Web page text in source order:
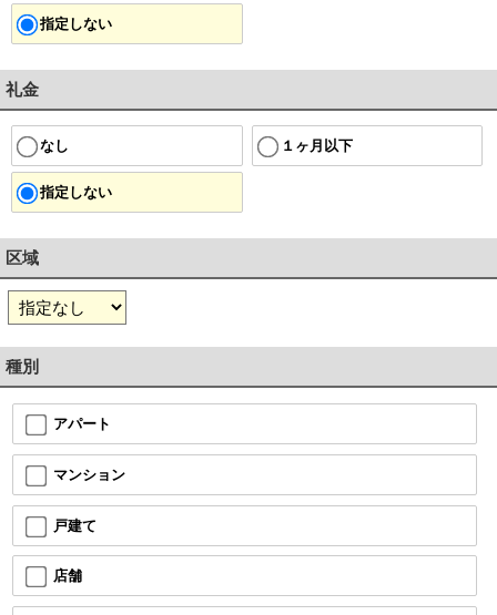
指定しない
礼金
なし １ヶ月以下
指定しない
区域
種別
アパート
マンション
戸建て
店舗